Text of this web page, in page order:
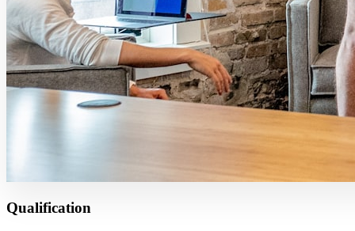
Qualification